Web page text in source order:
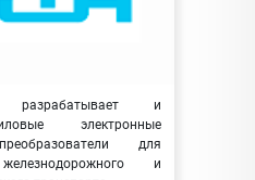
и
электронные
для
и